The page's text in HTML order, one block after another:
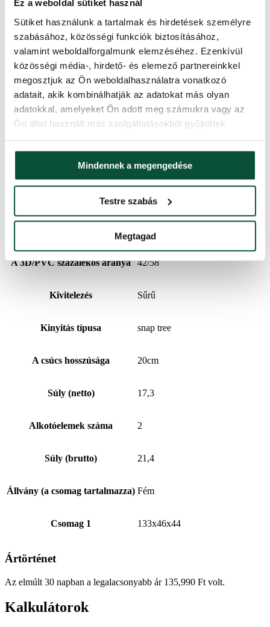
Ez a weboldal sütiket használ
Sütiket használunk a tartalmak és hirdetések személyre
szabásához, közösségi funkciók biztosításához,
valamint weboldalforgalmunk elemzéséhez. Ezenkívül
közösségi média-, hirdető- és elemező partnereinkkel
megosztjuk az Ön weboldalhasználatra vonatkozó
adatait, akik kombinálhatják az adatokat más olyan
adatokkal, amelyeket Ön adott meg számukra vagy az
Ön által használt más szolgáltatásokból gyűjtöttek.
Mindennek a megengedése
Testre szabás
Megtagad
Szállítási idő 2 nap
Ágak teljes száma 2499
Magasság (állvánnyal) 240 cm
Szélesség 144 cm
PVC ágak száma 1461
A 3D/PVC százalékos aránya 42/58
Kivitelezés Sűrű
Kinyitás típusa snap tree
A csúcs hosszúsága 20cm
Súly (netto) 17,3
Alkotóelemek száma 2
Súly (brutto) 21,4
Állvány (a csomag tartalmazza) Fém
Csomag 1 133x46x44
Ártörténet
Az elmúlt 30 napban a legalacsonyabb ár 135,990 Ft volt.
Kalkulátorok